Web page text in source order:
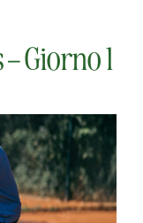
Giorno 1